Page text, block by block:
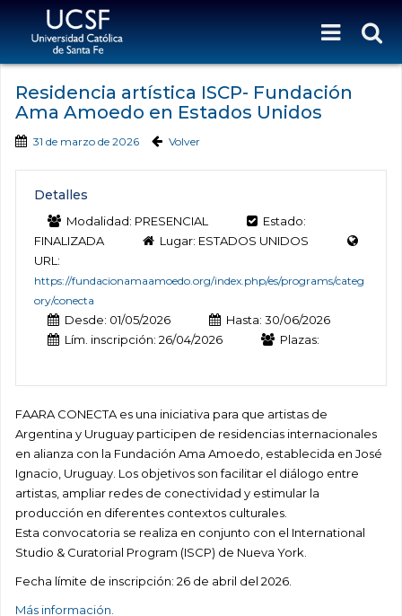
Residencia artística ISCP- Fundación
Ama Amoedo en Estados Unidos
31 de marzo de 2026 Volver
Detalles
Modalidad: PRESENCIAL
Estado:
FINALIZADA
Lugar: ESTADOS UNIDOS
URL:
https://fundacionamaamoedo.org/index.php/es/programs/categ
ory/conecta
Desde: 01/05/2026
Hasta: 30/06/2026
Lím. inscripción: 26/04/2026
Plazas:
FAARA CONECTA es una iniciativa para que artistas de
Argentina y Uruguay participen de residencias internacionales
en alianza con la Fundación Ama Amoedo, establecida en José
Ignacio, Uruguay. Los objetivos son facilitar el diálogo entre
artistas, ampliar redes de conectividad y estimular la
producción en diferentes contextos culturales.
Esta convocatoria se realiza en conjunto con el International
Studio & Curatorial Program (ISCP) de Nueva York.
Fecha límite de inscripción: 26 de abril del 2026.
Más información.